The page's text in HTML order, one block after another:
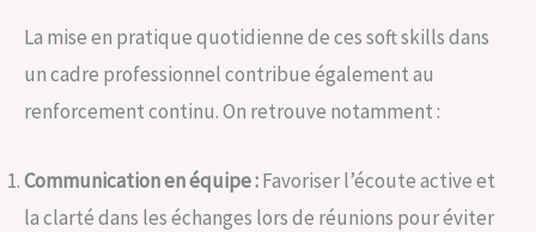
La mise en pratique quotidienne de ces soft skills dans
un cadre professionnel contribue également au
renforcement continu. On retrouve notamment :
Communication en équipe :Favoriser l’écoute active et
la clarté dans les échanges lors de réunions pour éviter